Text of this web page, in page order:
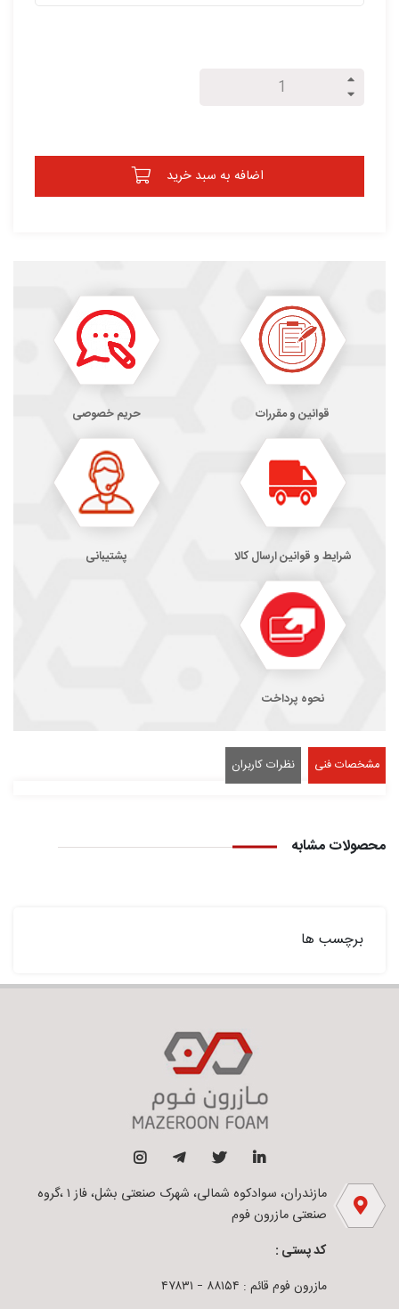
اضافه به سبد خرید
قوانین و مقررات حریم خصوصی
شرایط و قوانین ارسال کالا پشتیبانی
نحوه پرداخت
مشخصات فنی نظرات کاربران
محصولات مشابه
برچسب ها
مازندران، سوادکوه شمالی، شهرک صنعتی بشل، فاز ۱ ،گروه
صنعتی مازرون فوم
کد پستی :
مازرون فوم قائم : ۸۸۱۵۴ – ۴۷۸۳۱